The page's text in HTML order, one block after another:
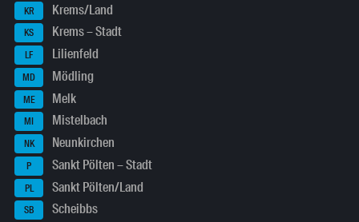
KR Krems/Land
KS Krems – Stadt
LF Lilienfeld
MD Mödling
ME Melk
MI Mistelbach
NK Neunkirchen
P Sankt Pölten – Stadt
PL Sankt Pölten/Land
SB Scheibbs